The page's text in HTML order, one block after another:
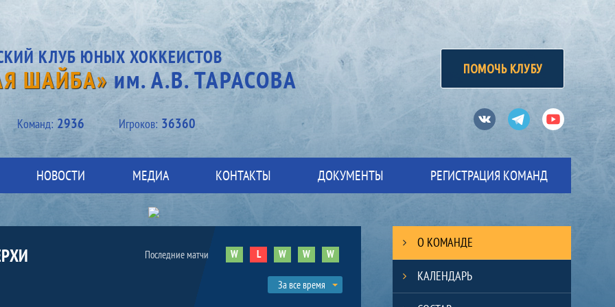
КЛУБ ЮНЫХ ХОККЕИСТОВ
ШАЙБА»им. А.В. ТАРАСОВА
Kоманд: 2936 Игроков: 36360
ПОМОЧЬ КЛУБУ
ВконтактеТелеграмЮтуб
НОВОСТИ МЕДИА КОНТАКТЫ ДОКУМЕНТЫ РЕГИСТРАЦИЯ КОМАНД
Последние матчи W L W W W
За все время
О КОМАНДЕ
КАЛЕНДАРЬ